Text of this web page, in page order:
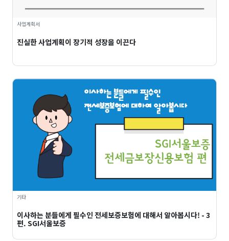
사업계획서
진실한 사업계획이 장기적 성장을 이끈다
기타
이사하는 분들에게 필수인 전세보증보험에 대해서 알아봅시다! - 3
편. SGI서울보증